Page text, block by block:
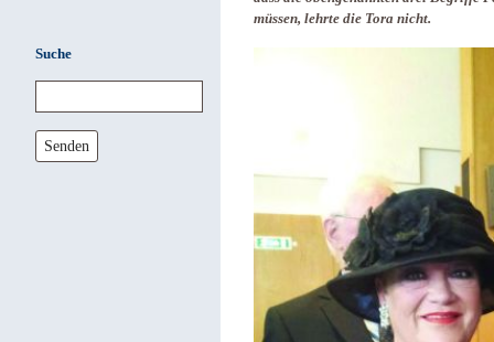
Suche
Senden
müssen, lehrte die Tora nicht.